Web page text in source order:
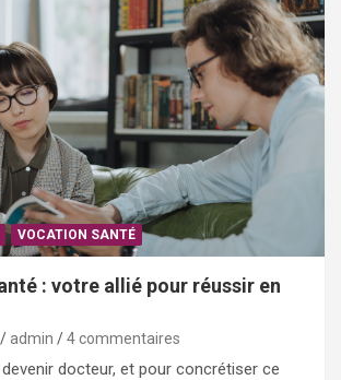
VOCATION SANTÉ
: votre allié pour réussir en
admin 4 commentaires
docteur, et pour concrétiser ce